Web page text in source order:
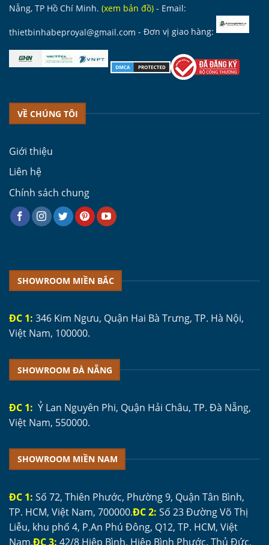
Nẵng, TP Hồ Chí Minh. (xem bản đồ) - Email:
thietbinhabeproyal@gmail.com - Đơn vị giao hàng:
VỀ CHÚNG TÔI
Giới thiệu
Liên hệ
Chính sách chung
SHOWROOM MIỀN BẮC
ĐC 1: 346 Kim Ngưu, Quận Hai Bà Trưng, TP. Hà Nội,
Việt Nam, 100000.
SHOWROOM ĐÀ NẴNG
ĐC 1: Ỷ Lan Nguyên Phi, Quận Hải Châu, TP. Đà Nẵng,
Việt Nam, 550000.
SHOWROOM MIỀN NAM
ĐC 1: Số 72, Thiên Phước, Phường 9, Quận Tân Bình,
TP. HCM, Việt Nam, 700000.ĐC 2: Số 23 Đường Võ Thị
Liễu, khu phố 4, P.An Phú Đông, Q12, TP. HCM, Việt
Nam.ĐC 3: 42/8 Hiệp Bình, Hiệp Bình Phước, Thủ Đức,